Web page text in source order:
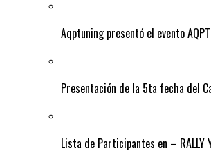
Aqptuning presentó el evento
Presentación de la 5ta fecha del
Lista de Participantes en – RALLY